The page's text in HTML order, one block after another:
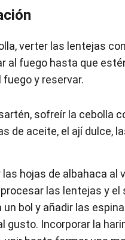
verter las lentejas
al fuego hasta que
fuego y reservar.
sofreír la cebolla
de aceite, el ají dulce,
las hojas de albahaca al
procesar las lentejas y
un bol y añadir las
gusto. Incorporar la